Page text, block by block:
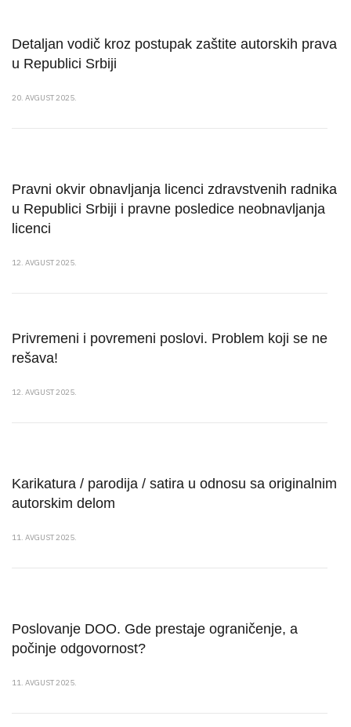
Detaljan vodič kroz postupak zaštite autorskih prava
u Republici Srbiji
20. AVGUST 2025.
Pravni okvir obnavljanja licenci zdravstvenih radnika
u Republici Srbiji i pravne posledice neobnavljanja
licenci
12. AVGUST 2025.
Privremeni i povremeni poslovi. Problem koji se ne
rešava!
12. AVGUST 2025.
Karikatura / parodija / satira u odnosu sa originalnim
autorskim delom
11. AVGUST 2025.
Poslovanje DOO. Gde prestaje ograničenje, a
počinje odgovornost?
11. AVGUST 2025.